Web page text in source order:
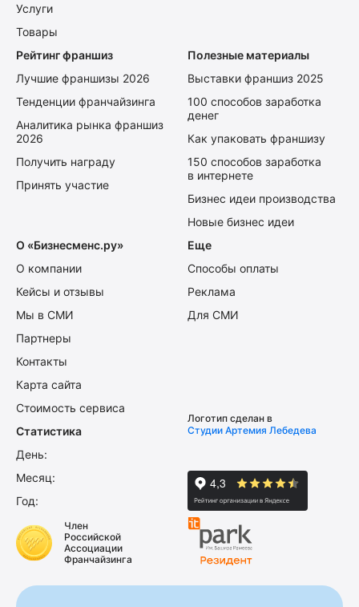
Услуги
Товары
Рейтинг франшиз
Лучшие франшизы 2026
Тенденции франчайзинга
Аналитика рынка франшиз
2026
Получить награду
Принять участие
Полезные материалы
Выставки франшиз 2025
100 способов заработка
денег
Как упаковать франшизу
150 способов заработка
в интернете
Бизнес идеи производства
Новые бизнес идеи
О «Бизнесменс.ру»
О компании
Кейсы и отзывы
Мы в СМИ
Партнеры
Контакты
Карта сайта
Стоимость сервиса
Еще
Способы оплаты
Реклама
Для СМИ
Статистика
День:
Месяц:
Год:
Логотип сделан в
Студии Артемия Лебедева
Член
Российской
Ассоциации
Франчайзинга